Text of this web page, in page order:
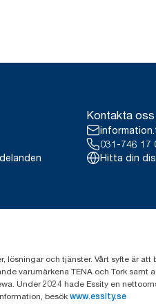
Kontakta oss
031-746 17
Hitta din
och tjänster. Vårt syfte är att
varumärkena TENA och Tork samt
Under 2024 hade Essity en
besök www.essity.se